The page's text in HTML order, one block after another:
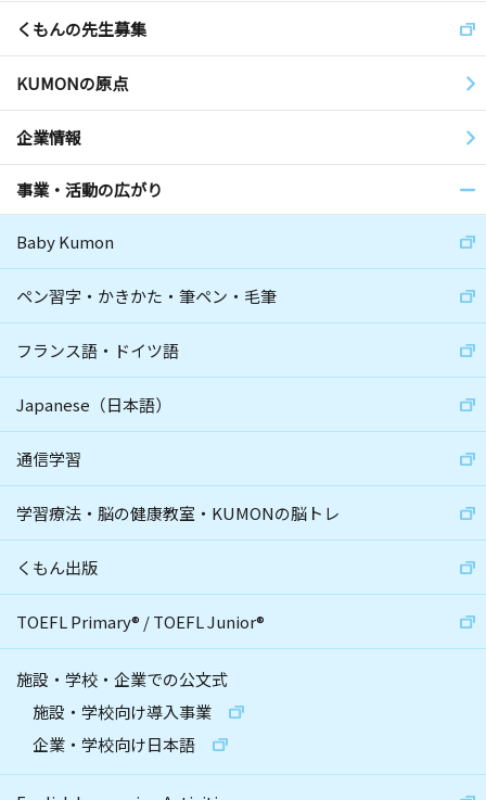
くもんの先生募集
KUMONの原点
企業情報
事業・活動の広がり
Baby Kumon
ペン習字・かきかた・筆ペン・毛筆
フランス語・ドイツ語
Japanese（日本語）
通信学習
学習療法・脳の健康教室・KUMONの脳トレ
くもん出版
TOEFL Primary® /TOEFL Junior®
施設・学校・企業での公文式
施設・学校向け導入事業
企業・学校向け日本語